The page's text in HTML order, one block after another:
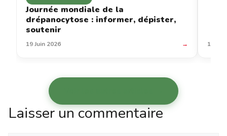
Journée mondiale de la
drépanocytose : informer, dépister,
soutenir
19 Juin 2026 → 12
Laisser un commentaire